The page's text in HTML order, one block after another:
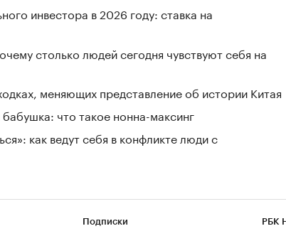
инвестора в 2026 году: ставка на
столько людей сегодня чувствуют себя на
меняющих представление об истории Китая
что такое нонна-максинг
как ведут себя в конфликте люди с
Подписки РБК